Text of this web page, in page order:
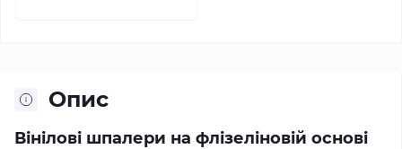
Опис
Вінілові шпалери на флізеліновій основі